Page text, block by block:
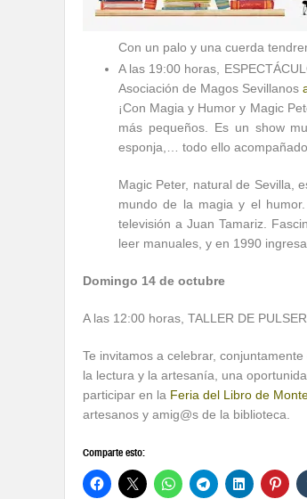
Con un palo y una cuerda
A las 19:00 horas,
Asociación de Magos Sevillanos
¡Con Magia y Humor y Magic
más pequeños. Es un show
esponja,… todo ello
Magic Peter, natural de Sevilla,
mundo de la magia y el
televisión a Juan Tamariz.
leer manuales, y en 1990
Domingo 14 de octubre
A las 12:00 horas, TALLER DE
Te invitamos a celebrar,
la lectura y la artesanía, una
participar en la Feria del Libro de
artesanos y amig@s de la biblioteca.
Comparte esto: